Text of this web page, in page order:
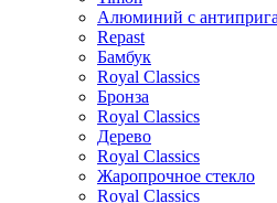
Алюминий с
Repast
Бамбук
Royal Classics
Бронза
Royal Classics
Дерево
Royal Classics
Жаропрочное стекло
Royal Classics